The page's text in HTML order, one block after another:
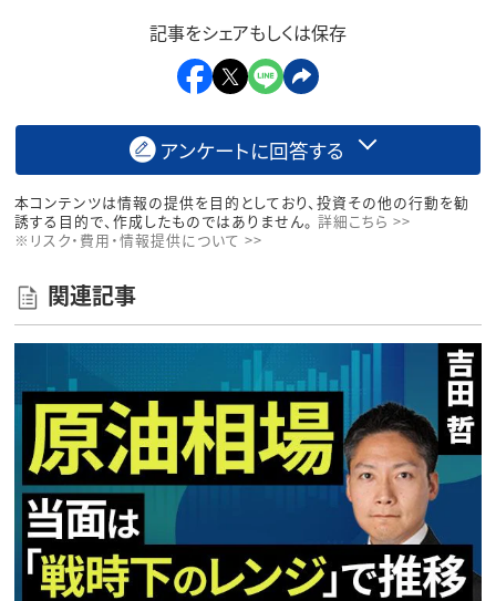
記事をシェアもしくは保存
アンケートに回答する
本コンテンツは情報の提供を目的としており、投資その他の行動を勧
誘する目的で、作成したものではありません。 詳細こちら >>
※リスク・費用・情報提供について >>
関連記事